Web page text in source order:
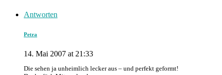
Antworten
Petra
14. Mai 2007 at 21:33
Die sehen ja unheimlich lecker aus – und perfekt geformt!